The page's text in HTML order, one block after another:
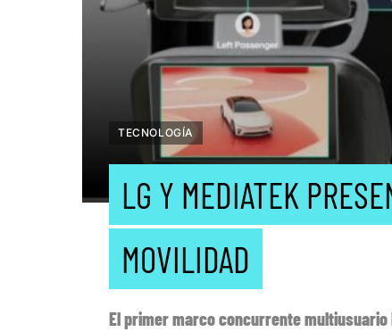
TECNOLOGÍA
LG Y MEDIATEK
MOVILIDAD
El primer marco concurrente